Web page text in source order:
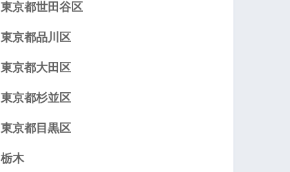
東京都世田谷区
東京都品川区
東京都大田区
東京都杉並区
東京都目黒区
栃木